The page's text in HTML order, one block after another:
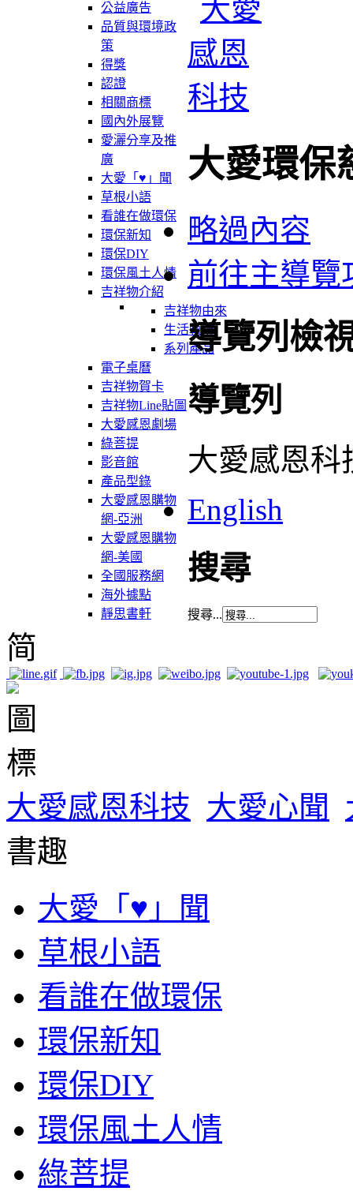
公益廣告
品質與環境政
策
得獎
認證
相關商標
國內外展覽
愛灑分享及推
廣
大愛「♥」聞
草根小語
看誰在做環保
環保新知
環保DIY
環保風土人情
吉祥物介紹
吉祥物由來
生活軌跡
系列產品
電子桌曆
吉祥物賀卡
吉祥物Line貼圖
大愛感恩劇場
綠菩提
影音館
產品型錄
大愛感恩購物
網-亞洲
大愛感恩購物
網-美國
全國服務網
海外據點
靜思書軒
大愛環保
略過內容
前往主導覽
導覽列檢
導覽列
大愛感恩科
English
搜尋
搜尋...
简
大愛感恩科技 大愛心聞
書趣
大愛「♥」聞
草根小語
看誰在做環保
環保新知
環保DIY
環保風土人情
綠菩提